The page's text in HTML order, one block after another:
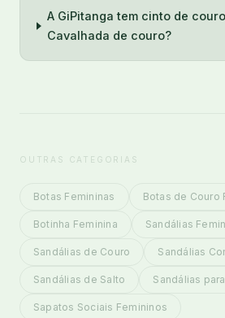
A GiPitanga tem cinto de
Cavalhada de couro?
OUTRAS CATEGORIAS
Botas Femininas Botas de Couro
Botinha Feminina Sandálias
Sandálias de Couro Sandálias
Sandálias de Salto Sandálias
Sapatos Sociais Femininos